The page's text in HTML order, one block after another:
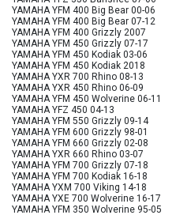
YAMAHA YFM 400 Big Bear 00-06
YAMAHA YFM 400 Big Bear 07-12
YAMAHA YFM 400 Grizzly 2007
YAMAHA YFM 450 Grizzly 07-17
YAMAHA YFM 450 Kodiak 03-06
YAMAHA YFM 450 Kodiak 2018
YAMAHA YXR 700 Rhino 08-13
YAMAHA YXR 450 Rhino 06-09
YAMAHA YFM 450 Wolverine 06-11
YAMAHA YFZ 450 04-13
YAMAHA YFM 550 Grizzly 09-14
YAMAHA YFM 600 Grizzly 98-01
YAMAHA YFM 660 Grizzly 02-08
YAMAHA YXR 660 Rhino 03-07
YAMAHA YFM 700 Grizzly 07-18
YAMAHA YFM 700 Kodiak 16-18
YAMAHA YXM 700 Viking 14-18
YAMAHA YXE 700 Wolverine 16-17
YAMAHA YFM 350 Wolverine 95-05